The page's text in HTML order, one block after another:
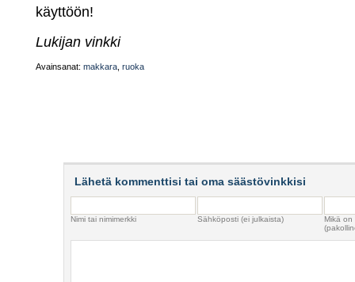
käyttöön!
Lukijan vinkki
Avainsanat: makkara ruoka
Lähetä kommenttisi tai oma säästövinkkisi
Nimi tai nimimerkki Sähköposti (ei julkaista)
Mikä